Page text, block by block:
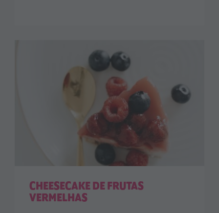
CHEESECAKE DE FRUTAS
VERMELHAS